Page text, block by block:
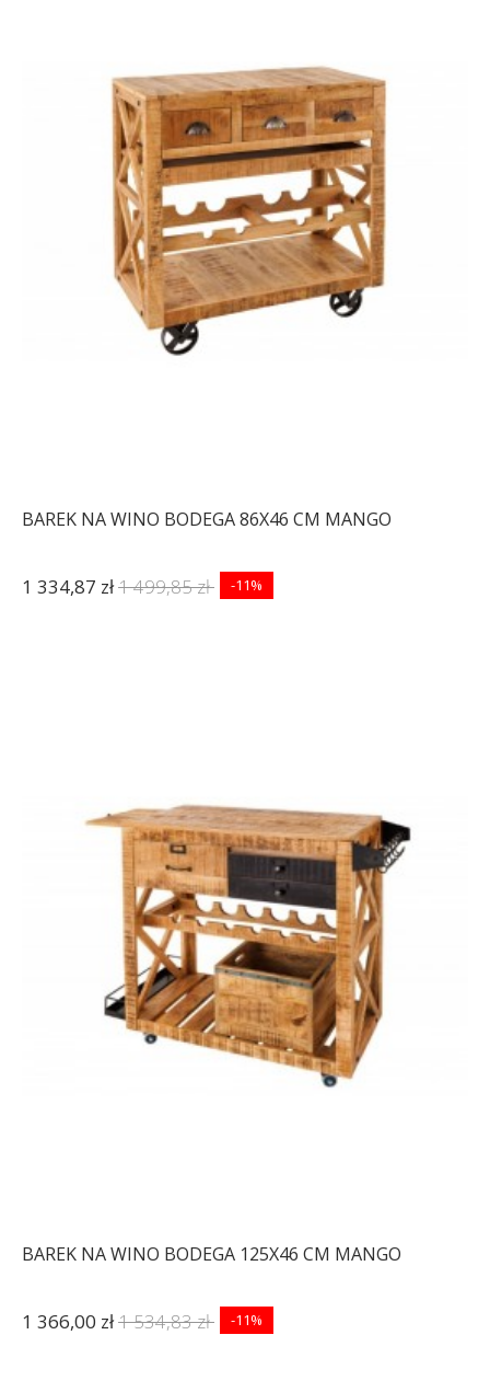
BAREK NA WINO BODEGA 86X46 CM MANGO
1 334,87 zł1 499,85 zł -11%
BAREK NA WINO BODEGA 125X46 CM MANGO
1 366,00 zł1 534,83 zł -11%